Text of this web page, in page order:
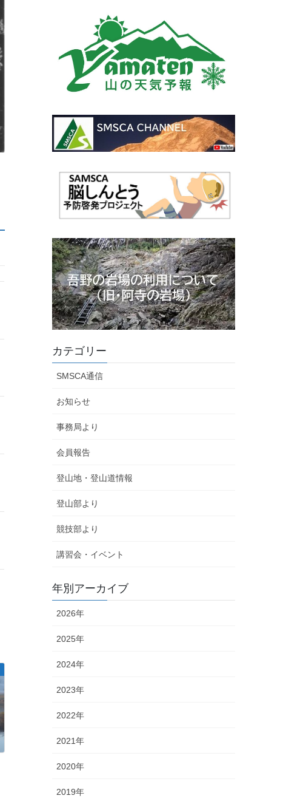
カテゴリー
SMSCA通信
お知らせ
事務局より
会員報告
登山地・登山道情報
登山部より
競技部より
講習会・イベント
年別アーカイブ
2026年
2025年
2024年
2023年
2022年
2021年
2020年
2019年